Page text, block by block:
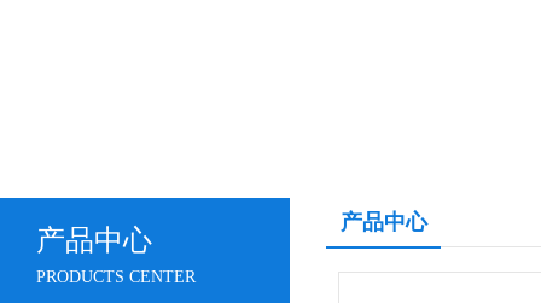
产品中心
PRODUCTS CENTER
产品中心